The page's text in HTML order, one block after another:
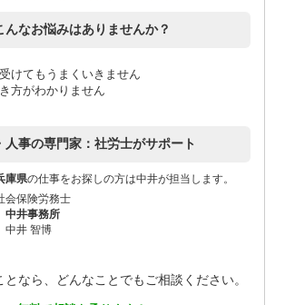
んなお悩みはありませんか？
けてもうまくいきません
方がわかりません
人事の専門家：社労士がサポート
庫県の仕事をお探しの方は中井が担当します。
会保険労務士
中井事務所
中井 智博
なら、どんなことでもご相談ください。